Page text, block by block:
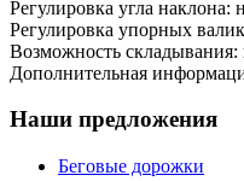
Регулировка угла наклона:
Регулировка упорных
Возможность складывания:
Дополнительная
Наши предложения
Беговые дорожки